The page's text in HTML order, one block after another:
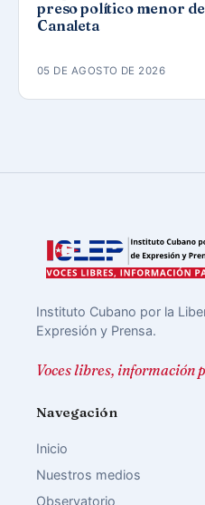
preso político menor
Canaleta
05 DE AGOSTO DE 2026
Instituto Cubano por la
Expresión y Prensa.
Voces libres, información
Navegación
Inicio
Nuestros medios
Observatorio